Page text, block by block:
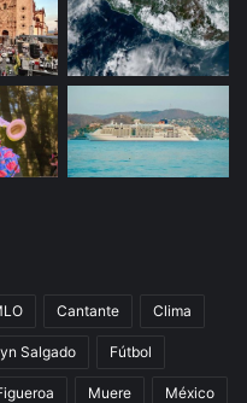
Cantante Clima
Salgado Fútbol
Muere México